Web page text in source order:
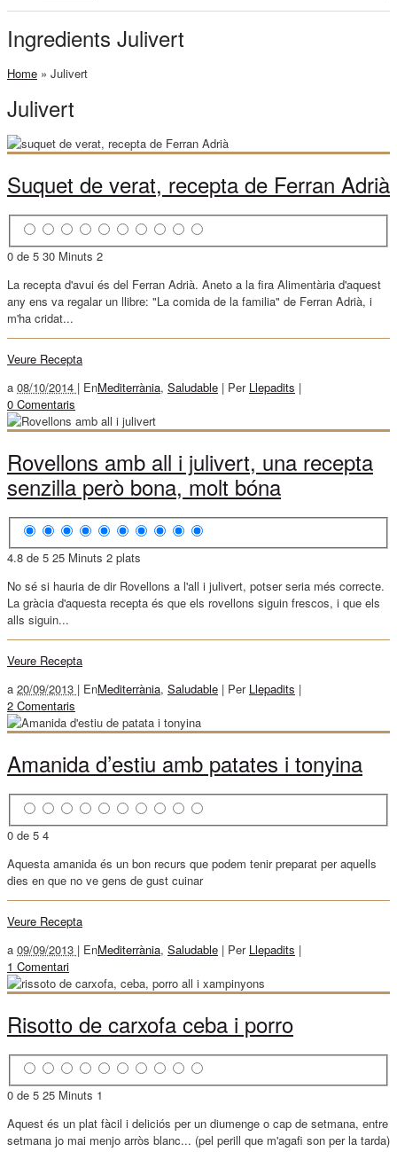
Ingredients Julivert
Home » Julivert
Julivert
Suquet de verat, recepta de Ferran Adrià
0 de 5 30 Minuts 2
La recepta d'avui és del Ferran Adrià. Aneto a la fira Alimentària d'aquest
any ens va regalar un llibre: "La comida de la familia" de Ferran Adrià, i
m'ha cridat...
Veure Recepta
a 08/10/2014 | EnMediterrània, Saludable | Per Llepadits |
0 Comentaris
Rovellons amb all i julivert, una recepta
senzilla però bona, molt bóna
4.8 de 5 25 Minuts 2 plats
No sé si hauria de dir Rovellons a l'all i julivert, potser seria més correcte.
La gràcia d'aquesta recepta és que els rovellons siguin frescos, i que els
alls siguin...
Veure Recepta
a 20/09/2013 | EnMediterrània, Saludable | Per Llepadits |
2 Comentaris
Amanida d’estiu amb patates i tonyina
0 de 5 4
Aquesta amanida és un bon recurs que podem tenir preparat per aquells
dies en que no ve gens de gust cuinar
Veure Recepta
a 09/09/2013 | EnMediterrània, Saludable | Per Llepadits |
1 Comentari
Risotto de carxofa ceba i porro
0 de 5 25 Minuts 1
Aquest és un plat fàcil i deliciós per un diumenge o cap de setmana, entre
setmana jo mai menjo arròs blanc... (pel perill que m'agafi son per la tarda)